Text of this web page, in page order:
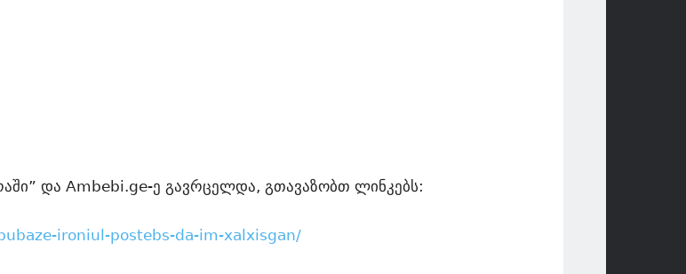
და Ambebi.ge-ე გავრცელდა, გთავაზობთ ლინკებს:
ironiul-postebs-da-im-xalxisgan/